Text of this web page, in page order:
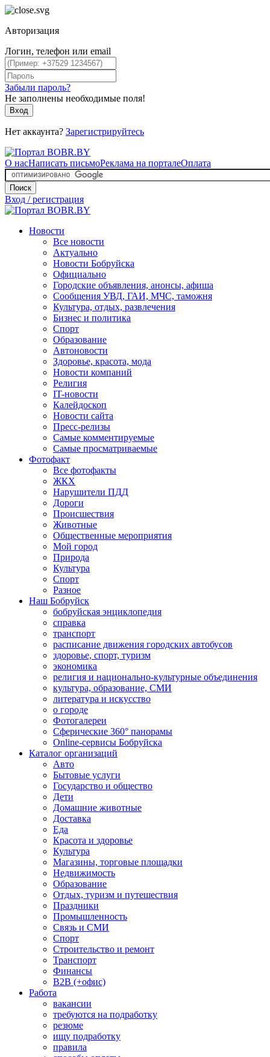
Авторизация
Логин, телефон или email
Забыли пароль?
Не заполнены необходимые поля!
Вход
Нет аккаунта? Зарегистрируйтесь
О насНаписать письмоРеклама на порталеОплата
Поиск
Вход / регистрация
Новости
Все новости
Актуально
Новости Бобруйска
Официально
Городские объявления, анонсы, афиша
Сообщения УВД, ГАИ, МЧС, таможня
Культура, отдых, развлечения
Бизнес и политика
Спорт
Образование
Автоновости
Здоровье, красота, мода
Новости компаний
Религия
IT-новости
Калейдоскоп
Новости сайта
Пресс-релизы
Самые комментируемые
Самые просматриваемые
Фотофакт
Все фотофакты
ЖКХ
Нарушители ПДД
Дороги
Происшествия
Животные
Общественные мероприятия
Мой город
Природа
Культура
Спорт
Разное
Наш Бобруйск
бобруйская энциклопедия
справка
транспорт
расписание движения городских автобусов
здоровье, спорт, туризм
экономика
религия и национально-культурные объединения
культура, образование, СМИ
литература и искусство
о городе
Фотогалереи
Сферические 360° панорамы
Online-сервисы Бобруйска
Каталог организаций
Авто
Бытовые услуги
Государство и общество
Дети
Домашние животные
Доставка
Еда
Красота и здоровье
Культура
Магазины, торговые площадки
Недвижимость
Образование
Отдых, туризм и путешествия
Праздники
Промышленность
Связь и СМИ
Спорт
Строительство и ремонт
Транспорт
Финансы
B2B (+офис)
Работа
вакансии
требуются на подработку
резюме
ищу подработку
правила